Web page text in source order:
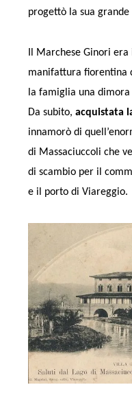
progettò la sua
Il Marchese Ginori
manifattura fiorentina
la famiglia una
Da subito, acquistata
innamorò di
di Massaciuccoli che
di scambio per il
e il porto di Viareggio.